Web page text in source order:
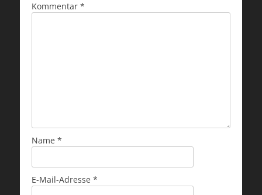
Kommentar *
Name *
E-Mail-Adresse *